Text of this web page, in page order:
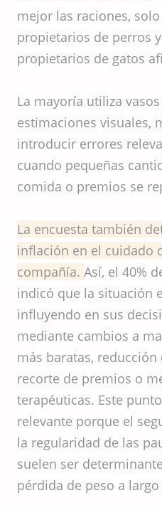
mejor las raciones,
propietarios de perros
propietarios de gatos
La mayoría utiliza
estimaciones visuales,
introducir errores
cuando pequeñas
comida o premios se
La encuesta también
inflación en el cuidado
compañía. Así, el 40%
indicó que la situación
influyendo en sus
mediante cambios a
más baratas,
recorte de premios o
terapéuticas. Este
relevante porque el
la regularidad de las
suelen ser
pérdida de peso a largo